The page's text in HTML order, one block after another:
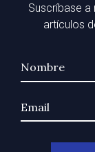
Suscríbase
artículos